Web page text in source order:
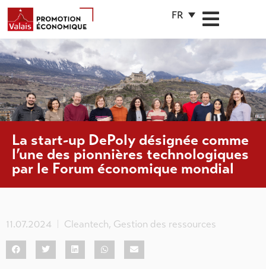
FR
La start-up DePoly désignée comme
l’une des pionnières technologiques
par le Forum économique mondial
11.07.2024 Cleantech, Gestion des ressources